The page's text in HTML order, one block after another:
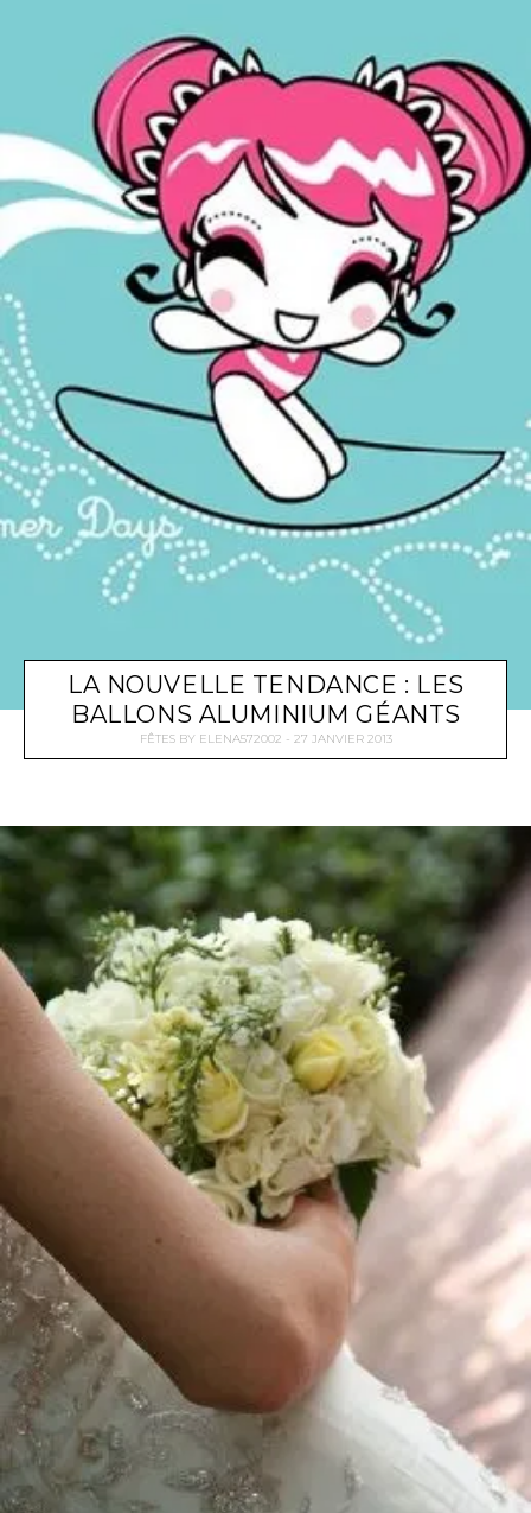
LA NOUVELLE TENDANCE : LES
BALLONS ALUMINIUM GÉANTS
FÊTES BY ELENA572002 27 JANVIER 2013